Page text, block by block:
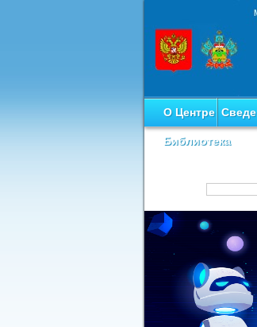
О Центре
Библиотека